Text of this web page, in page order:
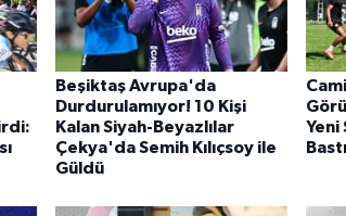
Beşiktaş Avrupa'da
Durdurulamıyor! 10 Kişi
Kalan Siyah-Beyazlılar
Çekya'da Semih Kılıçsoy ile
Güldü
Yeni
Bastı